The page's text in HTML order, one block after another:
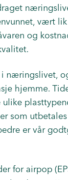
vært
og
næringslivet,
hjemme.
som
er vår
for airpop